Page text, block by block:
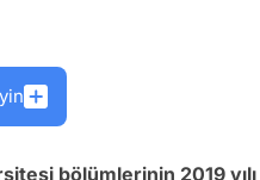
bölümlerinin 2019 yılı